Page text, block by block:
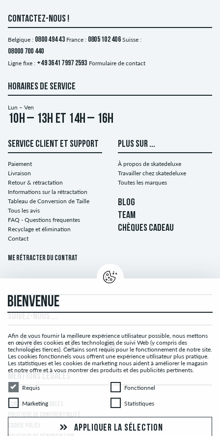
CONTACTEZ-NOUS !
Belgique : 0800 494 43 France : 0805 102 406 Suisse :
08000 700 440
Ligne fixe : +49 3641 7997 2593 Formulaire de contact
HORAIRES DE SERVICE
Lun – Ven
10h – 13h et 14h – 16h
SERVICE CLIENT ET SUPPORT
Paiement
Livraison
Retour & rétractation
Informations sur la rétractation
Tableau de Conversion de Taille
Tous les avis
FAQ - Questions frequentes
Recyclage et élimination
Contact
Me rétracter du contrat
PLUS SUR ...
À propos de skatedeluxe
Travailler chez skatedeluxe
Toutes les marques
BLOG
TEAM
CHÈQUES CADEAU
CONDITIONS GÉNÉRALES
BIENVENUE
Afin de vous fournir la meilleure expérience utilisateur possible, nous mettons
en œuvre des cookies et des technologies de suivi Web (y compris des
technologies tierces). Certains sont requis pour le fonctionnement de notre site.
Les cookies fonctionnels vous offrent une expérience utilisateur plus pratique.
Les statistiques et les cookies de marketing nous aident à améliorer le magasin
et notre offre et à vous montrer des produits et des publicités pertinents.
RequisRequis Fonctionnel
Fonctionnel
MarketingMarketing Statistiques
Statistiques
APPLIQUER LA SÉLECTION